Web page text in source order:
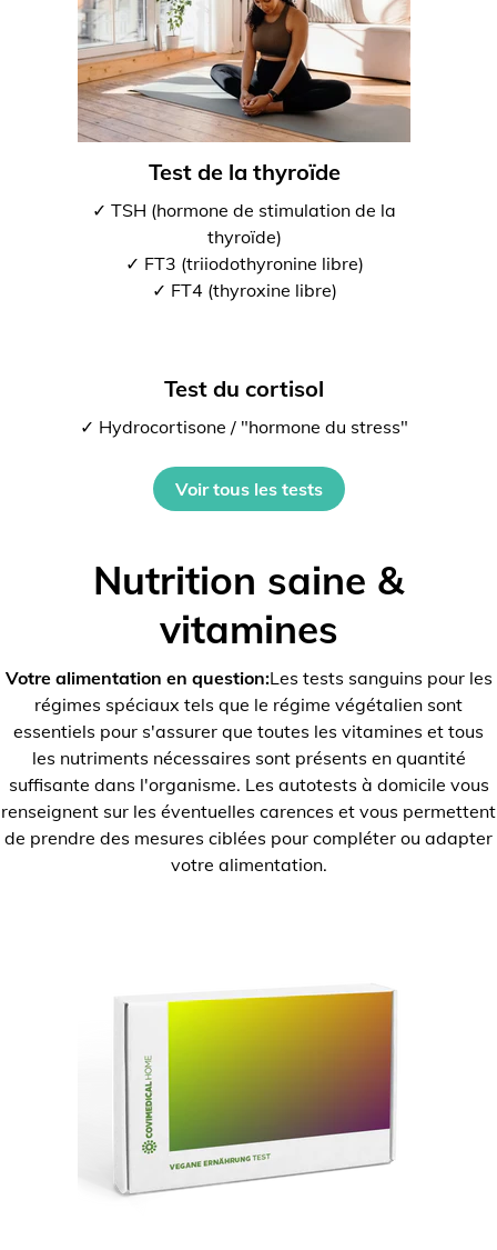
Test de la thyroïde
✓ TSH (hormone de stimulation de la
thyroïde)
✓ FT3 (triiodothyronine libre)
✓ FT4 (thyroxine libre)
Test du cortisol
✓ Hydrocortisone / "hormone du stress"
Voir tous les tests
Nutrition saine &
vitamines
Votre alimentation en question:Les tests sanguins pour les
régimes spéciaux tels que le régime végétalien sont
essentiels pour s'assurer que toutes les vitamines et tous
les nutriments nécessaires sont présents en quantité
suffisante dans l'organisme. Les autotests à domicile vous
renseignent sur les éventuelles carences et vous permettent
de prendre des mesures ciblées pour compléter ou adapter
votre alimentation.